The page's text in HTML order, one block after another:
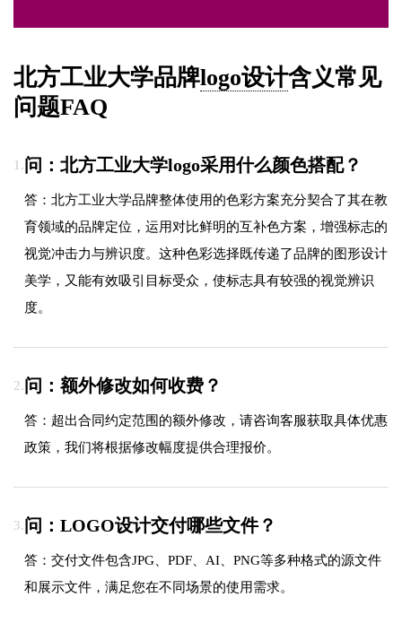
北方工业大学品牌logo设计含义常见
问题FAQ
1.问：北方工业大学logo采用什么颜色搭配？
答：北方工业大学品牌整体使用的色彩方案充分契合了其在教
育领域的品牌定位，运用对比鲜明的互补色方案，增强标志的
视觉冲击力与辨识度。这种色彩选择既传递了品牌的图形设计
美学，又能有效吸引目标受众，使标志具有较强的视觉辨识
度。
2.问：额外修改如何收费？
答：超出合同约定范围的额外修改，请咨询客服获取具体优惠
政策，我们将根据修改幅度提供合理报价。
3.问：LOGO设计交付哪些文件？
答：交付文件包含JPG、PDF、AI、PNG等多种格式的源文件
和展示文件，满足您在不同场景的使用需求。